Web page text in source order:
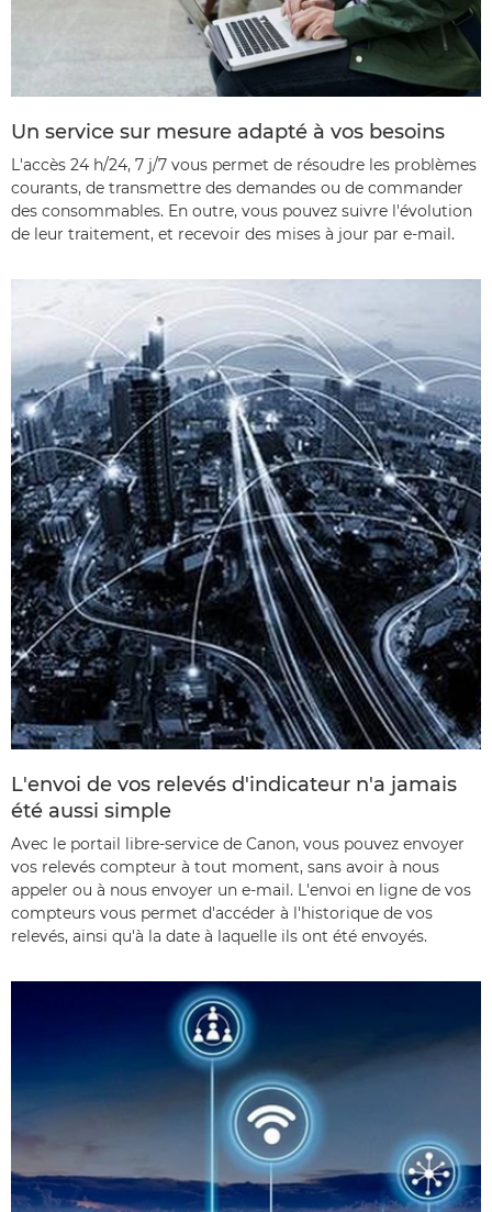
Un service sur mesure adapté à vos besoins
L'accès 24 h/24, 7 j/7 vous permet de résoudre les problèmes
courants, de transmettre des demandes ou de commander
des consommables. En outre, vous pouvez suivre l'évolution
de leur traitement, et recevoir des mises à jour par e-mail.
L'envoi de vos relevés d'indicateur n'a jamais
été aussi simple
Avec le portail libre-service de Canon, vous pouvez envoyer
vos relevés compteur à tout moment, sans avoir à nous
appeler ou à nous envoyer un e-mail. L'envoi en ligne de vos
compteurs vous permet d'accéder à l'historique de vos
relevés, ainsi qu'à la date à laquelle ils ont été envoyés.